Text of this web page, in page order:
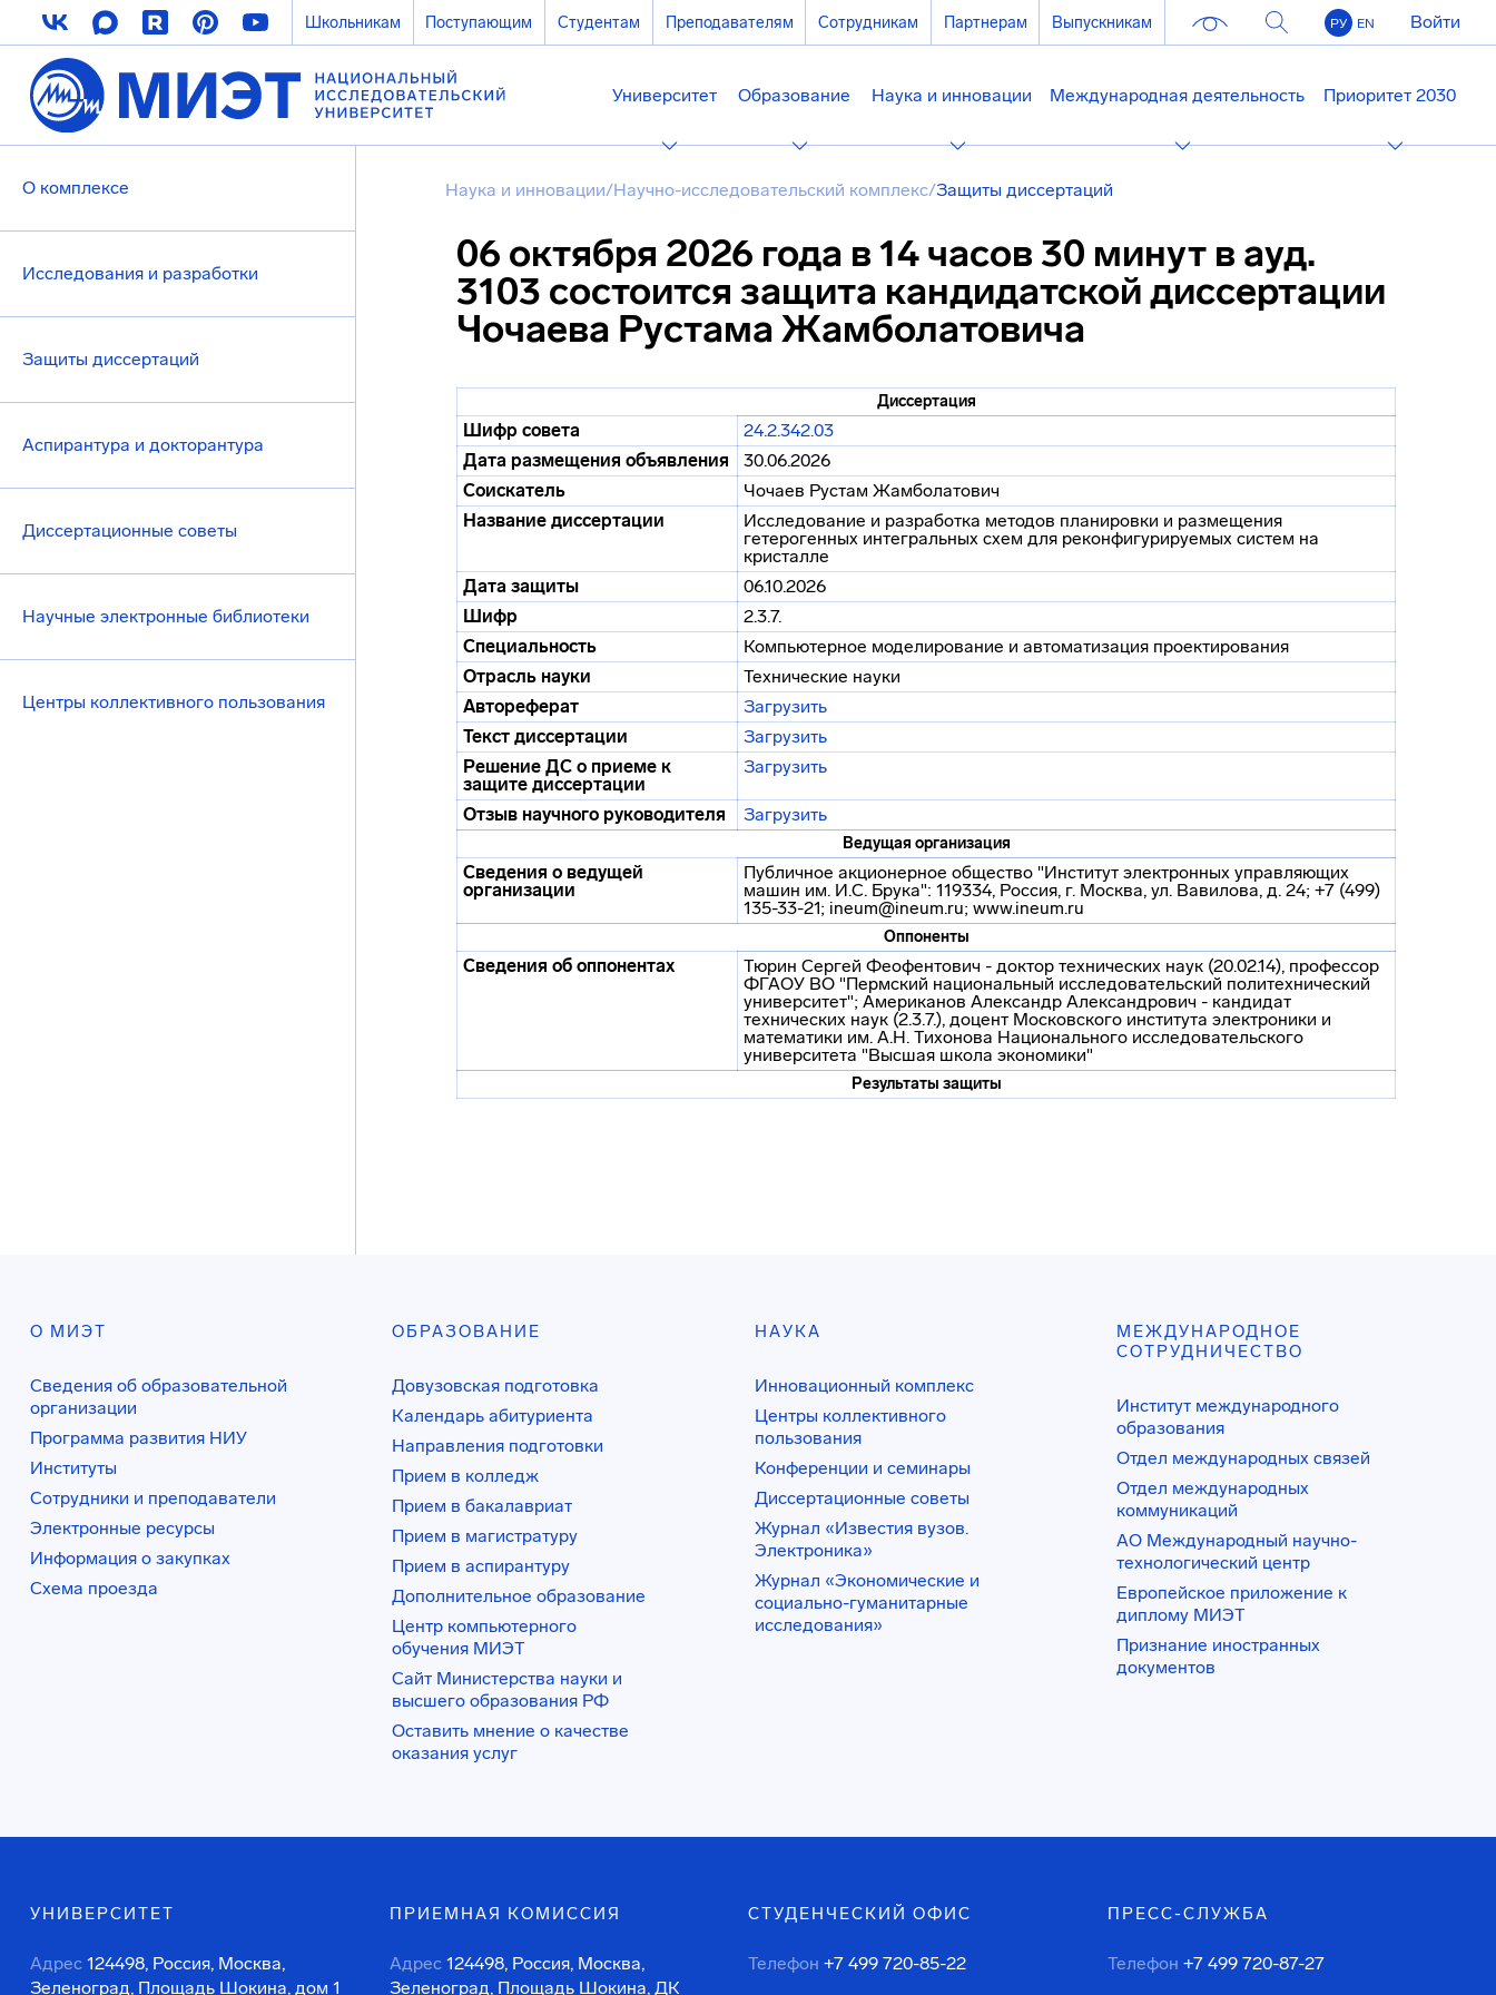
Школьникам Поступающим Студентам Преподавателям Сотрудникам Партнерам Выпускникам РУ EN Войти
Университет Образование Наука и инновации Международная деятельность Приоритет 2030
О комплексе
Исследования и разработки
Защиты диссертаций
Аспирантура и докторантура
Диссертационные советы
Научные электронные библиотеки
Центры коллективного пользования
Наука и инновации/Научно-исследовательский комплекс/Защиты диссертаций
06 октября 2026 года в 14 часов 30 минут в ауд.
3103 состоится защита кандидатской диссертации
Чочаева Рустама Жамболатовича
Диссертация
Шифр совета
24.2.342.03
Дата размещения объявления
30.06.2026
Соискатель
Чочаев Рустам Жамболатович
Название диссертации
Исследование и разработка методов планировки и размещения
гетерогенных интегральных схем для реконфигурируемых систем на
кристалле
Дата защиты
06.10.2026
Шифр
2.3.7.
Специальность
Компьютерное моделирование и автоматизация проектирования
Отрасль науки
Технические науки
Автореферат
Загрузить
Текст диссертации
Загрузить
Решение ДС о приеме к
защите диссертации
Загрузить
Отзыв научного руководителя Загрузить
Ведущая организация
Сведения о ведущей
организации
Публичное акционерное общество "Институт электронных управляющих
машин им. И.С. Брука": 119334, Россия, г. Москва, ул. Вавилова, д. 24; +7 (499)
135-33-21; ineum@ineum.ru; www.ineum.ru
Оппоненты
Сведения об оппонентах
Тюрин Сергей Феофентович - доктор технических наук (20.02.14), профессор
ФГАОУ ВО "Пермский национальный исследовательский политехнический
университет"; Американов Александр Александрович - кандидат
технических наук (2.3.7.), доцент Московского института электроники и
математики им. А.Н. Тихонова Национального исследовательского
университета "Высшая школа экономики"
Результаты защиты
О МИЭТ
Сведения об образовательной
организации
Программа развития НИУ
Институты
Сотрудники и преподаватели
Электронные ресурсы
Информация о закупках
Схема проезда
ОБРАЗОВАНИЕ
Довузовская подготовка
Календарь абитуриента
Направления подготовки
Прием в колледж
Прием в бакалавриат
Прием в магистратуру
Прием в аспирантуру
Дополнительное образование
Центр компьютерного
обучения МИЭТ
Сайт Министерства науки и
высшего образования РФ
Оставить мнение о качестве
оказания услуг
НАУКА
Инновационный комплекс
Центры коллективного
пользования
Конференции и семинары
Диссертационные советы
Журнал «Известия вузов.
Электроника»
Журнал «Экономические и
социально-гуманитарные
исследования»
МЕЖДУНАРОДНОЕ
СОТРУДНИЧЕСТВО
Институт международного
образования
Отдел международных связей
Отдел международных
коммуникаций
АО Международный научно-
технологический центр
Европейское приложение к
диплому МИЭТ
Признание иностранных
документов
УНИВЕРСИТЕТ
Адрес 124498, Россия, Москва,
Зеленоград, Площадь Шокина, дом 1
ПРИЕМНАЯ КОМИССИЯ
Адрес 124498, Россия, Москва,
Зеленоград, Площадь Шокина, ДК
СТУДЕНЧЕСКИЙ ОФИС
Телефон +7 499 720-85-22
ПРЕСС-СЛУЖБА
Телефон +7 499 720-87-27